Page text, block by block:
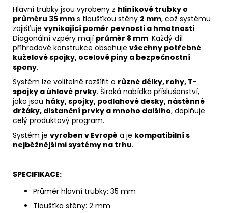
Hlavní trubky jsou vyrobeny z hliníkové trubky o
průměru 35 mm s tloušťkou stěny 2 mm, což systému
zajišťuje vynikající poměr pevnosti a hmotnosti.
Diagonální vzpěry mají průměr 8 mm. Každý díl
příhradové konstrukce obsahuje všechny potřebné
kuželové spojky, ocelové piny a bezpečnostní
spony.
Systém lze volitelně rozšířit o různé délky, rohy, T-
spojky a úhlové prvky. Široká nabídka příslušenství,
jako jsou háky, spojky, podlahové desky, nástěnné
držáky, distanční prvky a mnoho dalšího, doplňuje
celý produktový program.
Systém je vyroben v Evropě a je kompatibilní s
nejběžnějšími systémy na trhu.
SPECIFIKACE:
Průměr hlavní trubky: 35 mm
Tloušťka stěny: 2 mm